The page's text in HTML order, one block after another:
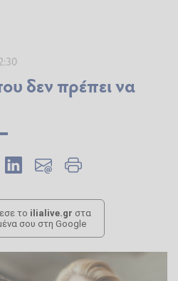
δεν πρέπει να
το ilialive.gr στα
σου στη Google